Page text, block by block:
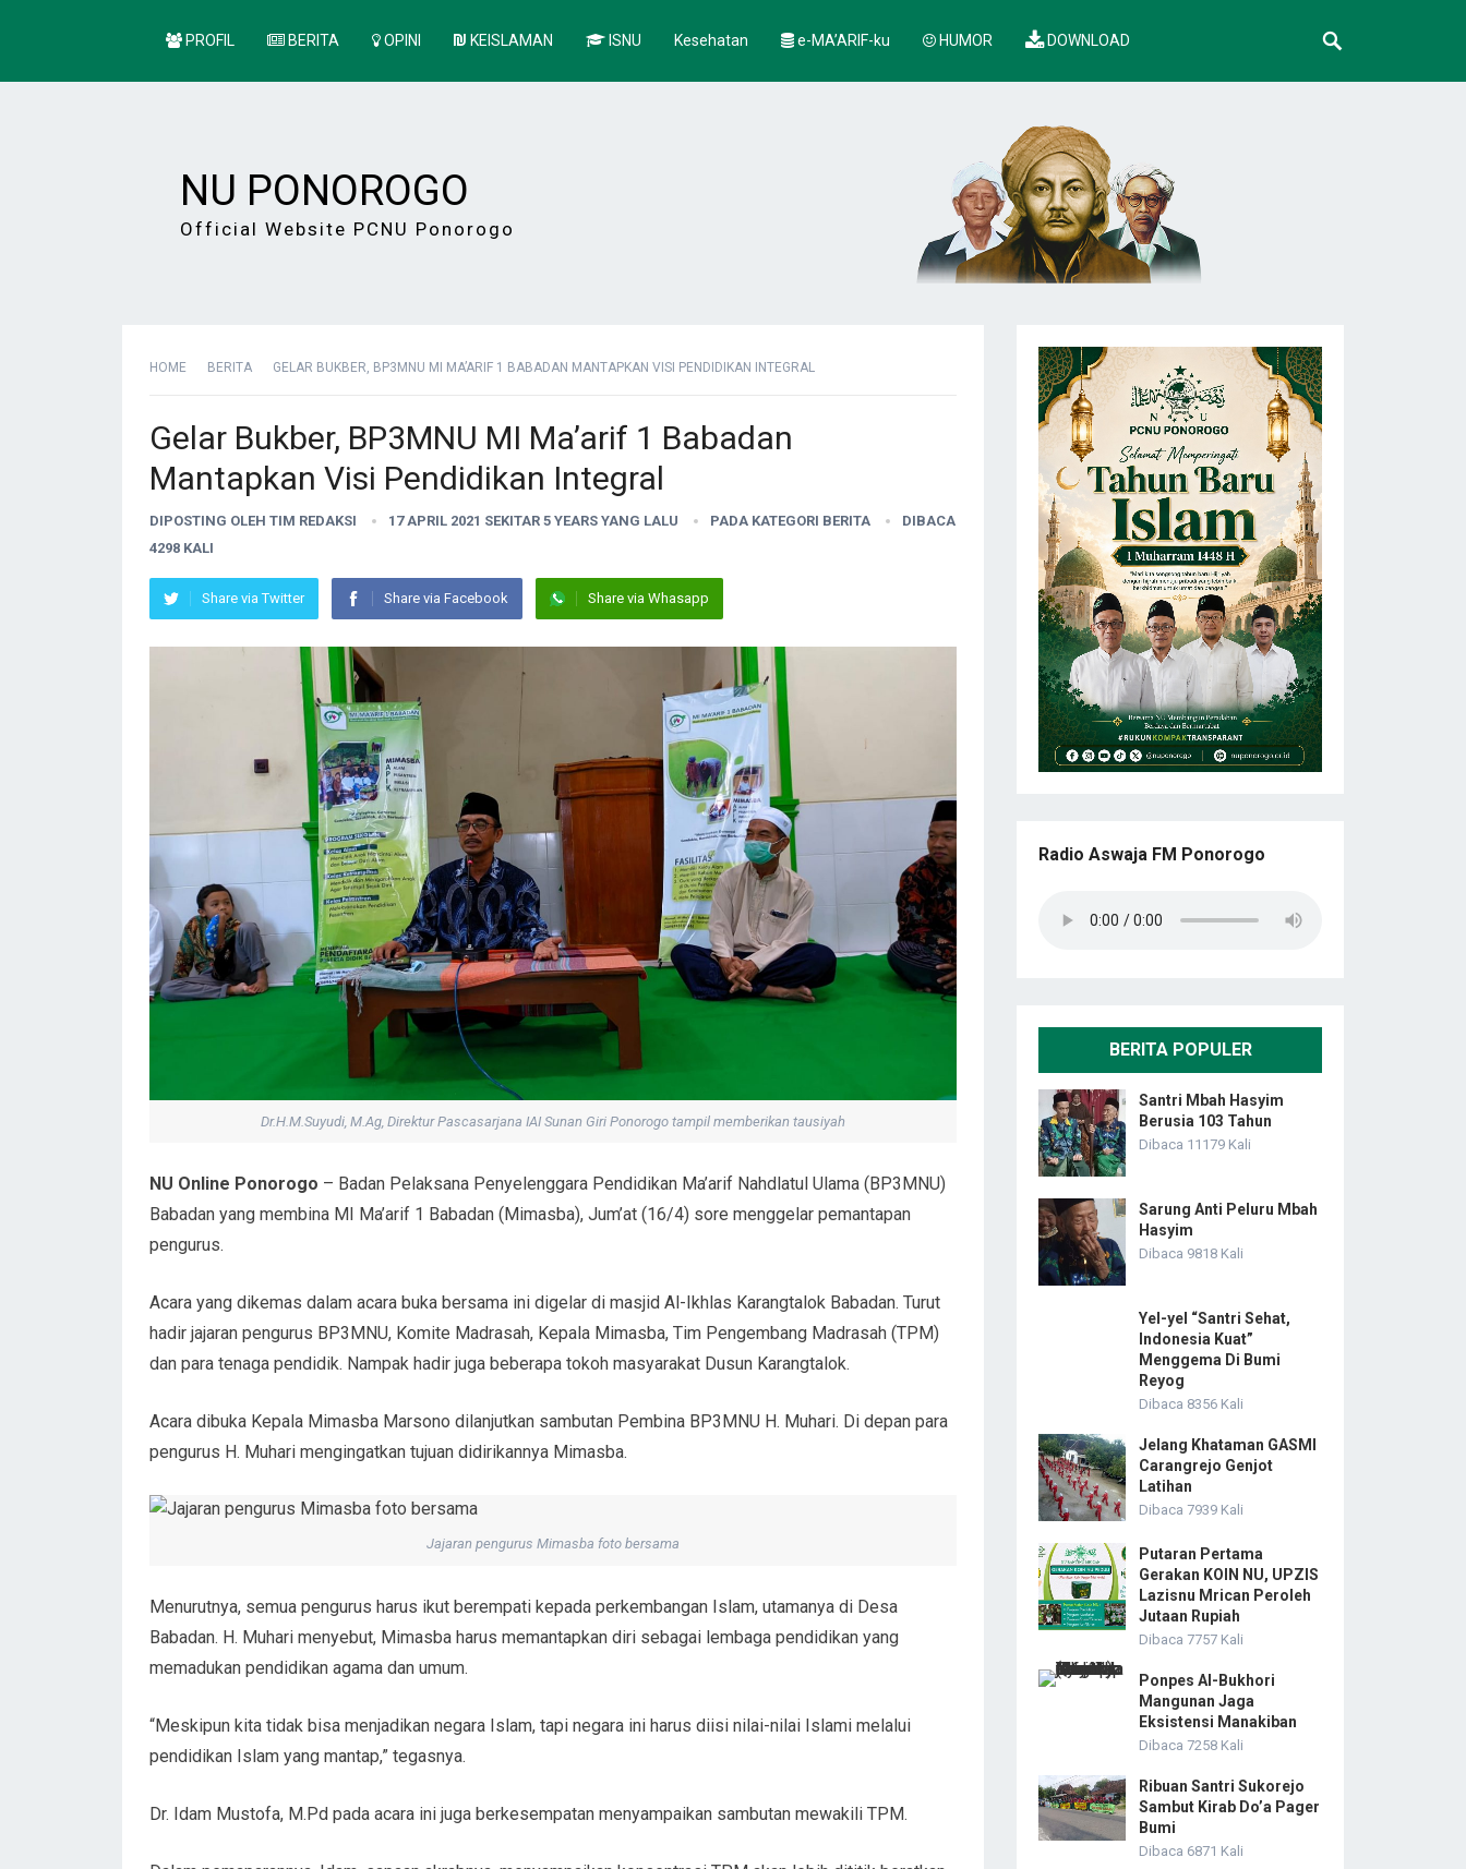
PROFIL BERITA OPINI KEISLAMAN ISNU Kesehatan e-MA’ARIF-ku HUMOR DOWNLOAD
NU PONOROGO
Official Website PCNU Ponorogo
HOME BERITA GELAR BUKBER, BP3MNU MI MA’ARIF 1 BABADAN MANTAPKAN VISI PENDIDIKAN INTEGRAL
Gelar Bukber, BP3MNU MI Ma’arif 1 Babadan
Mantapkan Visi Pendidikan Integral
DIPOSTING OLEH TIM REDAKSI 17 APRIL 2021 SEKITAR 5 YEARS YANG LALU PADA KATEGORI BERITA
DIBACA
4298 KALI
Share via Twitter Share via Facebook Share via Whasapp
Dr.H.M.Suyudi, M.Ag, Direktur Pascasarjana IAI Sunan Giri Ponorogo tampil memberikan tausiyah
NU Online Ponorogo – Badan Pelaksana Penyelenggara Pendidikan Ma’arif Nahdlatul Ulama (BP3MNU)
Babadan yang membina MI Ma’arif 1 Babadan (Mimasba), Jum’at (16/4) sore menggelar pemantapan
pengurus.
Acara yang dikemas dalam acara buka bersama ini digelar di masjid Al-Ikhlas Karangtalok Babadan. Turut
hadir jajaran pengurus BP3MNU, Komite Madrasah, Kepala Mimasba, Tim Pengembang Madrasah (TPM)
dan para tenaga pendidik. Nampak hadir juga beberapa tokoh masyarakat Dusun Karangtalok.
Acara dibuka Kepala Mimasba Marsono dilanjutkan sambutan Pembina BP3MNU H. Muhari. Di depan para
pengurus H. Muhari mengingatkan tujuan didirikannya Mimasba.
Jajaran pengurus Mimasba foto bersama
Menurutnya, semua pengurus harus ikut berempati kepada perkembangan Islam, utamanya di Desa
Babadan. H. Muhari menyebut, Mimasba harus memantapkan diri sebagai lembaga pendidikan yang
memadukan pendidikan agama dan umum.
“Meskipun kita tidak bisa menjadikan negara Islam, tapi negara ini harus diisi nilai-nilai Islami melalui
pendidikan Islam yang mantap,” tegasnya.
Dr. Idam Mustofa, M.Pd pada acara ini juga berkesempatan menyampaikan sambutan mewakili TPM.
Radio Aswaja FM Ponorogo
BERITA POPULER
Santri Mbah Hasyim
Berusia 103 Tahun
Dibaca 11179 Kali
Sarung Anti Peluru Mbah
Hasyim
Dibaca 9818 Kali
Yel-yel “Santri Sehat,
Indonesia Kuat”
Menggema Di Bumi
Reyog
Dibaca 8356 Kali
Jelang Khataman GASMI
Carangrejo Genjot
Latihan
Dibaca 7939 Kali
Putaran Pertama
Gerakan KOIN NU, UPZIS
Lazisnu Mrican Peroleh
Jutaan Rupiah
Dibaca 7757 Kali
Ponpes Al-Bukhori
Mangunan Jaga
Eksistensi Manakiban
Dibaca 7258 Kali
Ribuan Santri Sukorejo
Sambut Kirab Do’a Pager
Bumi
Dibaca 6871 Kali